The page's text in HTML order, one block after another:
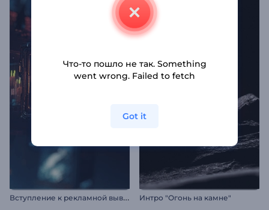
В
ступление к рекламной вывеске в стиле киберпанк Интро "Огонь на камне"
Что-то пошло не так. Something
went wrong. Failed to fetch
Got it